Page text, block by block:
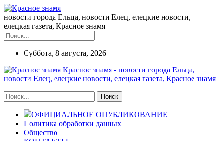
новости города Ельца, новости Елец, елецкие новости,
елецкая газета, Красное знамя
Суббота, 8 августа, 2026
Красное знамя - новости города Ельца,
новости Елец, елецкие новости, елецкая газета, Красное знамя
ОФИЦИАЛЬНОЕ ОПУБЛИКОВАНИЕ
Политика обработки данных
Общество